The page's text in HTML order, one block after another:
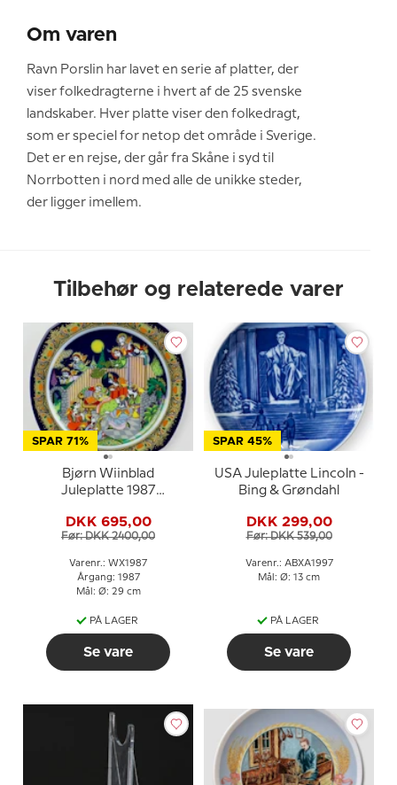
Om varen
Ravn Porslin har lavet en serie af platter, der
viser folkedragterne i hvert af de 25 svenske
landskaber. Hver platte viser den folkedragt,
som er speciel for netop det område i Sverige.
Det er en rejse, der går fra Skåne i syd til
Norrbotten i nord med alle de unikke steder,
der ligger imellem.
Tilbehør og relaterede varer
SPAR 71%
Bjørn Wiinblad
Juleplatte 1987
DKK 695,00
Før: DKK 2400,00
Varenr.: WX1987
Årgang: 1987
Mål: Ø: 29 cm
PÅ LAGER
Se vare
SPAR 45%
USA Juleplatte Lincoln -
Bing & Grøndahl
DKK 299,00
Før: DKK 539,00
Varenr.: ABXA1997
Mål: Ø: 13 cm
PÅ LAGER
Se vare